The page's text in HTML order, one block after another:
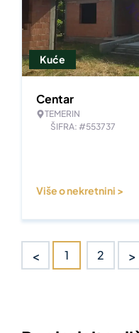
Kuće
Centar
TEMERIN
ŠIFRA: #553737
Više o nekretnini >
< 1 2 >